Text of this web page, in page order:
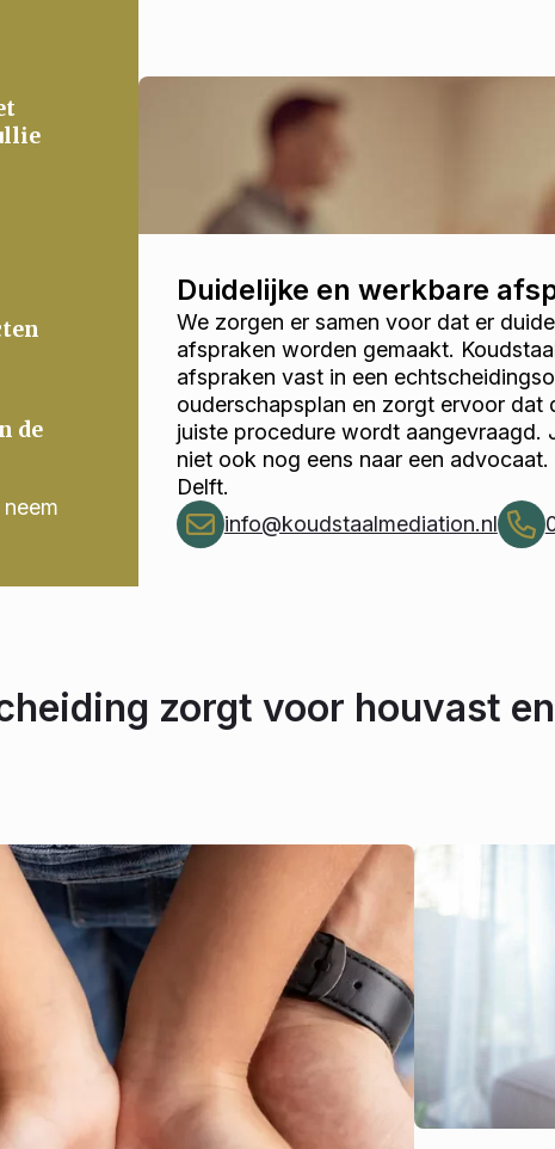
de
Duidelijke en werkbare
We zorgen er samen voor dat er
afspraken worden gemaakt.
afspraken vast in een
ouderschapsplan en zorgt ervoor dat
juiste procedure wordt aangevraagd.
niet ook nog eens naar een
Delft.
info@koudstaalmediation.nl
zorgt voor houvast